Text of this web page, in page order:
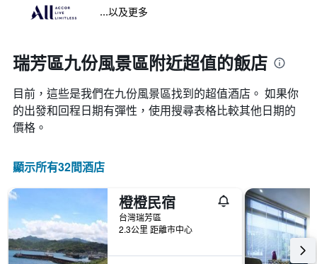
...以及更多
瑞芳區九份風景區附近超值的飯店
目前，這些是我們在九份風景區找到的超值酒店。 如果你
的出發和回程日期有彈性，使用搜尋表格比較其他日期的
價格。
顯示所有32間酒店
橙橙民宿
台灣瑞芳區
2.3公里 距離市中心